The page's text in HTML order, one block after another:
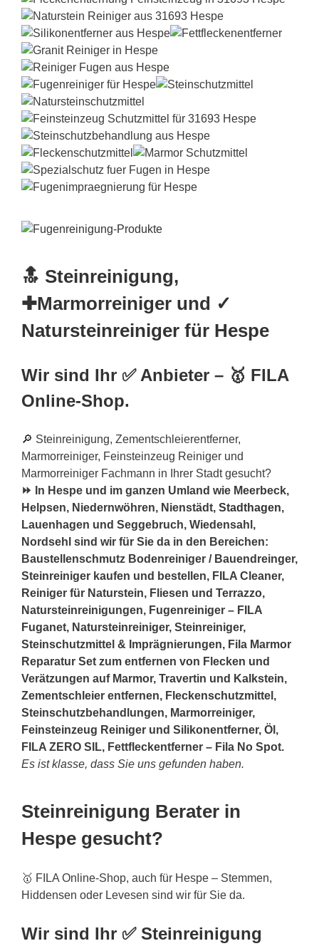
🔝 Steinreinigung,
✚Marmorreiniger und ✓
Natursteinreiniger für Hespe
Wir sind Ihr ✅ Anbieter – 🥇 FILA
Online-Shop.
🔎 Steinreinigung, Zementschleierentferner,
Marmorreiniger, Feinsteinzeug Reiniger und
Marmorreiniger Fachmann in Ihrer Stadt gesucht?
⏩ In Hespe und im ganzen Umland wie Meerbeck,
Helpsen, Niedernwöhren, Nienstädt, Stadthagen,
Lauenhagen und Seggebruch, Wiedensahl,
Nordsehl sind wir für Sie da in den Bereichen:
Baustellenschmutz Bodenreiniger / Bauendreinger,
Steinreiniger kaufen und bestellen, FILA Cleaner,
Reiniger für Naturstein, Fliesen und Terrazzo,
Natursteinreinigungen, Fugenreiniger – FILA
Fuganet, Natursteinreiniger, Steinreiniger,
Steinschutzmittel & Imprägnierungen, Fila Marmor
Reparatur Set zum entfernen von Flecken und
Verätzungen auf Marmor, Travertin und Kalkstein,
Zementschleier entfernen, Fleckenschutzmittel,
Steinschutzbehandlungen, Marmorreiniger,
Feinsteinzeug Reiniger und Silikonentferner, Öl,
FILA ZERO SIL, Fettfleckentferner – Fila No Spot.
Es ist klasse, dass Sie uns gefunden haben.
Steinreinigung Berater in
Hespe gesucht?
🥇 FILA Online-Shop, auch für Hespe – Stemmen,
Hiddensen oder Levesen sind wir für Sie da.
Wir sind Ihr ✅ Steinreinigung